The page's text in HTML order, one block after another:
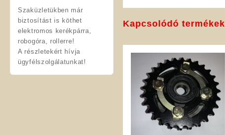
Szaküzletükben már
biztosítást is köthet
elektromos kerékpárra,
robogóra, rollerre!
A részletekért hívja
ügyfélszolgálatunkat!
Kapcsolódó termékek